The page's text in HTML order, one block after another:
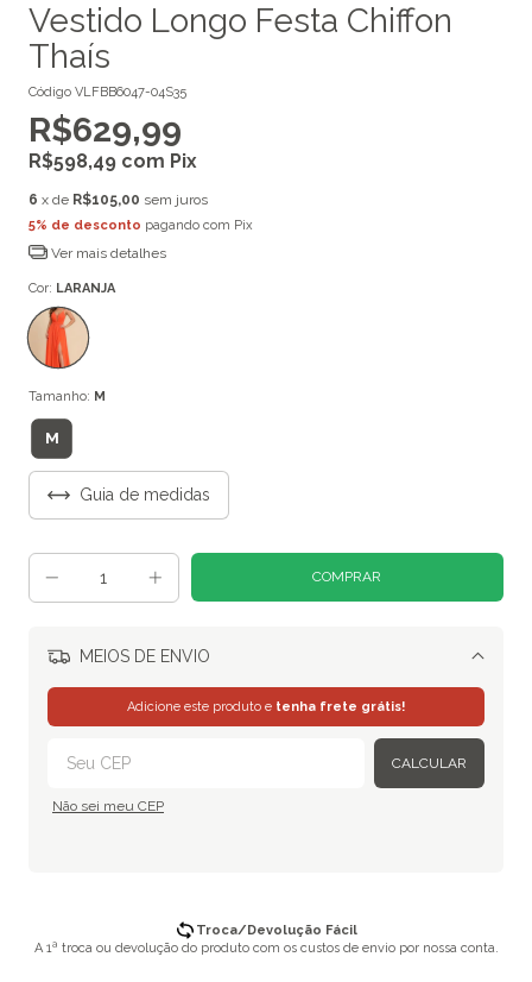
Vestido Longo Festa Chiffon
Thaís
Código VLFBB6047-04S35
R$629,99
R$598,49 com Pix
6 x de R$105,00 sem juros
5% de desconto pagando com Pix
Ver mais detalhes
Cor: LARANJA
Tamanho: M
M
Guia de medidas
MEIOS DE ENVIO
Adicione este produto e tenha frete grátis!
CALCULAR
Não sei meu CEP
Troca/Devolução Fácil
A 1ª troca ou devolução do produto com os custos de envio por nossa conta.